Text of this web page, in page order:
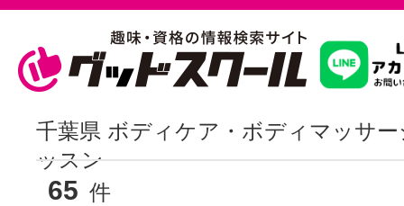
習いたいこ
千葉県 ボディケア・ボディマッサ
ッスン
65 件